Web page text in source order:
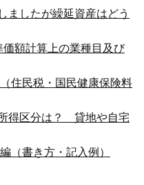
したが繰延資産はどう
額計算上の業種目及び
住民税・国民健康保険料
得区分は？ 貸地や自宅
（書き方・記入例）